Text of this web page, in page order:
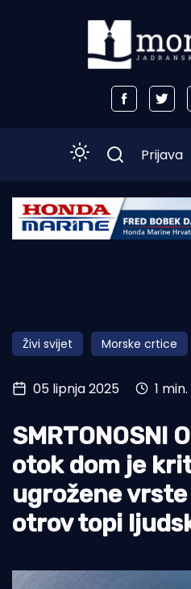
Početna
Obala
Otoci
Turizam i nautika
Pomorstvo
Ribolov
Ekologija
Tradicija i kultura
Prijava
Živi svijet Morske crtice
05 lipnja 2025 1
SMRTONOSNI
otok dom je
ugrožene
otrov topi